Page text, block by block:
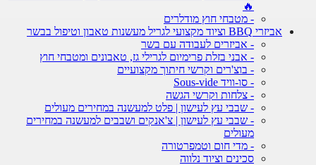
- מטבחי חוץ מודלרים
אביזרי BBQ וציוד מקצועי לגריל מעשנות טאבון וטיפול בבשר
- אביזרים לעבודה עם בשר
- אבני בזלת פרימיום לגרילי גז, טאבונים ומטבחי חוץ
- בוצ'רים וקרשי חיתוך מקצועיים
- סו-וויד Sous-vide
- צלחות וקרשי הגשה
- שבבי עץ לעישון | פלט למעשנה במחירים מעולים
- שבבי עץ לעישון | צ'אנקים ושבבים למעשנה במחירים
מעולים
- מדי חום וטמפרטורה
סכינים וציוד נלווה